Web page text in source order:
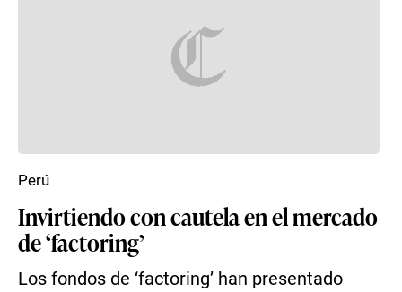
Invirtiendo con cautela en el mercado
de ‘factoring’
Los fondos de ‘factoring’ han presentado
Perú